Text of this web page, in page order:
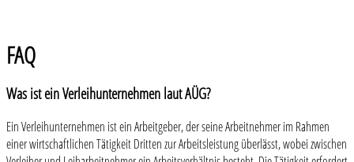
FAQ
Was ist ein Verleihunternehmen laut AÜG?
Ein Verleihunternehmen ist ein Arbeitgeber, der seine Arbeitnehmer im Rahmen
einer wirtschaftlichen Tätigkeit Dritten zur Arbeitsleistung überlässt, wobei zwischen